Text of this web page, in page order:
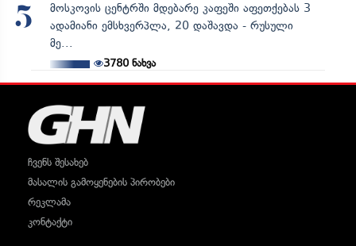
5
მოსკოვის ცენტრში მდებარე კაფეში აფეთქებას 3
ადამიანი ემსხვერპლა, 20 დაშავდა - რუსული
მე...
3780ნახვა
ჩვენს შესახებ
მასალის გამოყენების პირობები
რეკლამა
კონტაქტი